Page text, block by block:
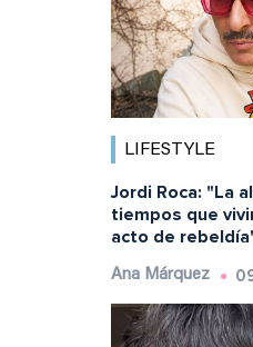
LIFESTYLE
Jordi Roca: "La
tiempos que
acto de
Ana Márquez